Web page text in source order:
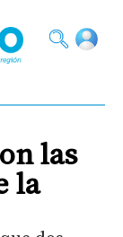
las
la